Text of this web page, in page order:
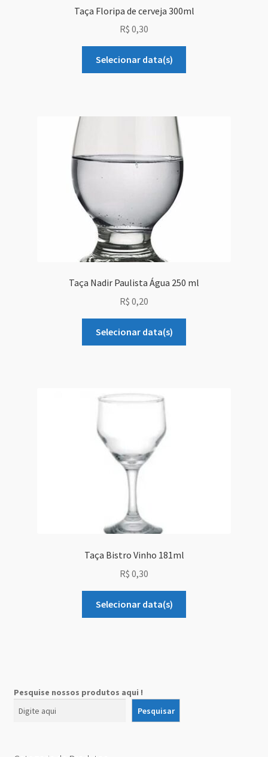
Taça Floripa de cerveja 300ml
R$ 0,30
Selecionar data(s)
Taça Nadir Paulista Água 250 ml
R$ 0,20
Selecionar data(s)
Taça Bistro Vinho 181ml
R$ 0,30
Selecionar data(s)
Pesquise nossos produtos aqui !
Pesquisar